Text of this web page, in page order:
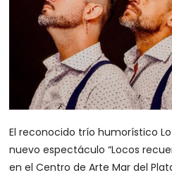
El reconocido trío humorístico
nuevo espectáculo “Locos
en el Centro de Arte Mar del